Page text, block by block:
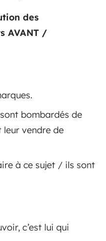
des
AVANT /
bombardés de
leur vendre de
à ce sujet / ils sont
c’est lui qui